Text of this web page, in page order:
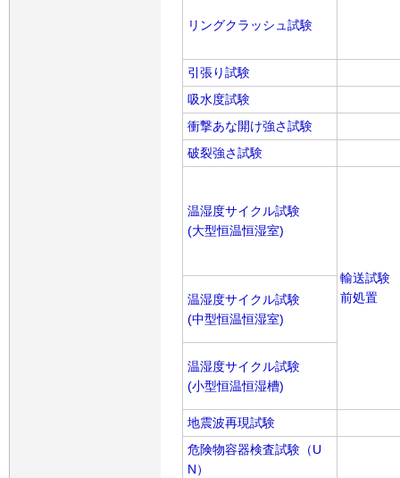
リングクラッシュ試験
引張り試験
吸水度試験
衝撃あな開け強さ試験
破裂強さ試験
温湿度サイクル試験
(大型恒温恒湿室)
輸送試験
前処置
温湿度サイクル試験
(中型恒温恒湿室)
温湿度サイクル試験
(小型恒温恒湿槽)
地震波再現試験
危険物容器検査試験（U
N）